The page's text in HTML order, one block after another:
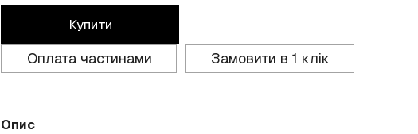
Купити
Оплата частинами Замовити в 1 клік
Опис